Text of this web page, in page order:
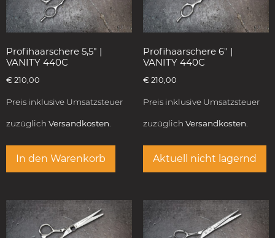
Profihaarschere 5,5″ |
VANITY 440C
€ 210,00
Preis inklusive Umsatzsteuer
zuzüglich Versandkosten.
In den Warenkorb
Profihaarschere 6″ |
VANITY 440C
€210,00
Preis inklusive Umsatzsteuer
zuzüglich Versandkosten.
Aktuell nicht lagernd